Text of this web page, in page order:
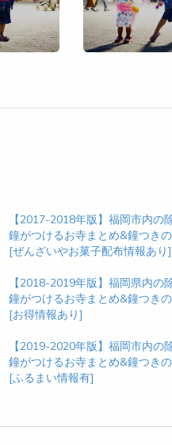
【2017-2018年版】福岡市内の
鐘がつけるお寺まとめ&鐘つき
[ぜんざいやお菓子配布情報あり]
【2018-2019年版】福岡県内の
鐘がつけるお寺まとめ&鐘つき
[お得情報あり]
【2019-2020年版】福岡市内の
鐘がつけるお寺まとめ&鐘つき
[ふるまい情報有]